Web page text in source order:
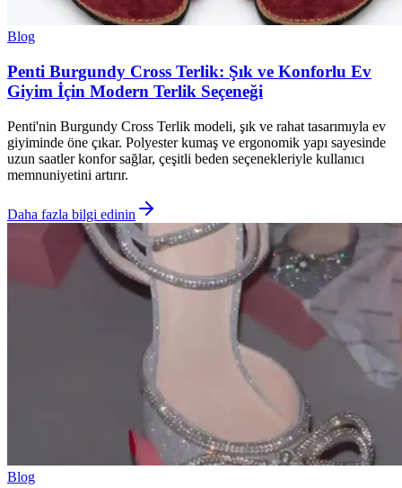
Blog
Penti Burgundy Cross Terlik: Şık ve Konforlu Ev
Giyim İçin Modern Terlik Seçeneği
Penti'nin Burgundy Cross Terlik modeli, şık ve rahat tasarımıyla ev
giyiminde öne çıkar. Polyester kumaş ve ergonomik yapı sayesinde
uzun saatler konfor sağlar, çeşitli beden seçenekleriyle kullanıcı
memnuniyetini artırır.
Daha fazla bilgi edinin
Blog